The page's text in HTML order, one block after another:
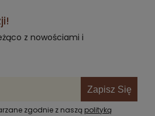
z nowościami i
Zapisz Się
zgodnie z naszą polityką